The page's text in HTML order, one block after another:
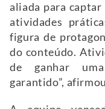
aliada para captar
atividades
figura de
do conteúdo.
de ganhar
garantido”,